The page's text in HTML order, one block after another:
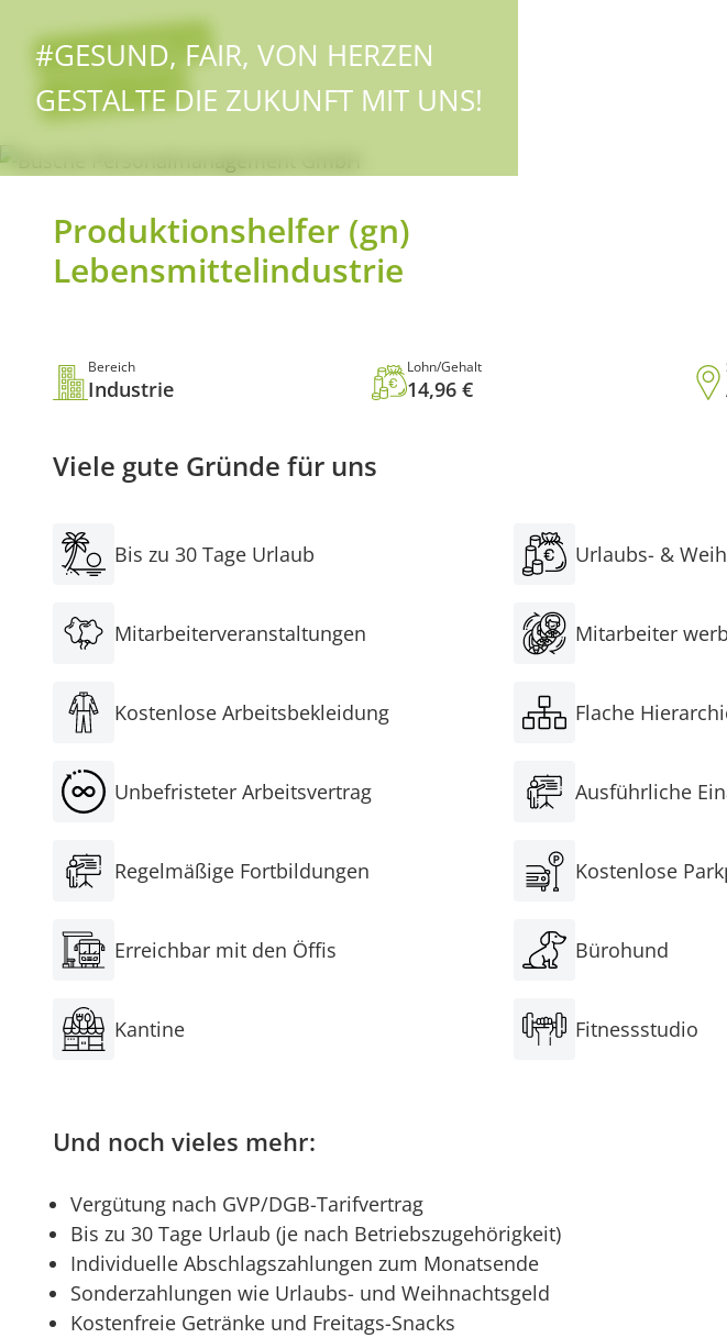
zum
Inhalt#GESUND, FAIR, VON HERZEN
GESTALTE DIE ZUKUNFT MIT UNS!
Produktionshelfer (gn)
Lebensmittelindustrie
Bereich
Industrie
Lohn/Gehalt
14,96 €
Viele gute Gründe für uns
Bis zu 30 Tage Urlaub Urlaubs- &
Mitarbeiterveranstaltungen Mitarbeiter
Kostenlose Arbeitsbekleidung Flache
Unbefristeter Arbeitsvertrag Ausführliche
Regelmäßige Fortbildungen Kostenlose
Erreichbar mit den Öffis Bürohund
Kantine Fitnessstudio
Und noch vieles mehr:
Vergütung nach GVP/DGB-Tarifvertrag
Bis zu 30 Tage Urlaub (je nach Betriebszugehörigkeit)
Individuelle Abschlagszahlungen zum Monatsende
Sonderzahlungen wie Urlaubs- und Weihnachtsgeld
Kostenfreie Getränke und Freitags-Snacks